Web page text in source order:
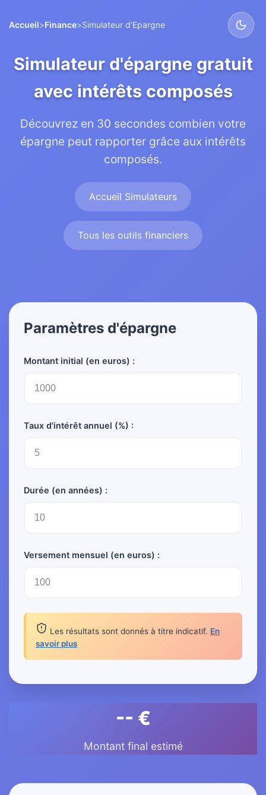
Accueil>Finance>Simulateur d'Epargne
Simulateur d'épargne gratuit
avec intérêts composés
Découvrez en 30 secondes combien votre
épargne peut rapporter grâce aux intérêts
composés.
Accueil Simulateurs
Tous les outils financiers
Paramètres d'épargne
Montant initial (en euros) :
Taux d'intérêt annuel (%) :
Durée (en années) :
Versement mensuel (en euros) :
Les résultats sont donnés à titre indicatif. En
savoir plus
-- €
Montant final estimé